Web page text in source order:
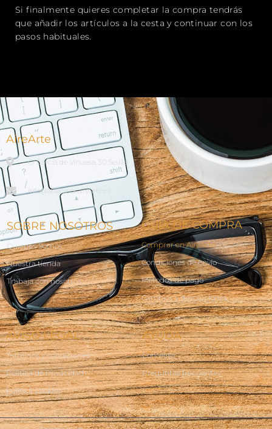
Si finalmente quieres completar la compra tendrás
que añadir los artículos a la cesta y continuar con los
pasos habituales.
AireArte
C/ García de Vinuesa, 30 Sevilla
info@abanicosairearte.es
SOBRE NOSOTROS
Quienes Somos
Nuestra tienda
Trabaja con nosotros
GUÍA DE COMPRA
Comprar en AireArte
Condiciones de envío
Métodos de pago
Cambios y devoluciones
AVISO LEGAL
Terminos y condiciones
Política de Privacidad
Política Cookies
AYUDA
Contacto
Preguntas frecuentes